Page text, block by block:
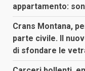
appartamento:
Crans Montana,
parte civile. Il
di sfondare le